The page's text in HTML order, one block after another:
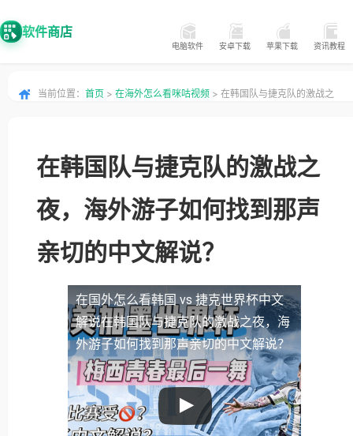
软件商店
电脑软件 安卓下载 苹果下载 资讯教程
当前位置： 首页 > 在海外怎么看咪咕视频 > 在韩国队与捷克队的激战之
在韩国队与捷克队的激战之
夜，海外游子如何找到那声
亲切的中文解说？
在国外怎么看韩国 vs 捷克世界杯中文
解说在韩国队与捷克队的激战之夜，海
外游子如何找到那声亲切的中文解说？